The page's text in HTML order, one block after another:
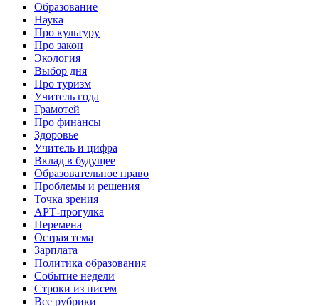
Образование
Наука
Про культуру
Про закон
Экология
Выбор дня
Про туризм
Учитель года
Грамотей
Про финансы
Здоровье
Учитель и цифра
Вклад в будущее
Образовательное право
Проблемы и решения
Точка зрения
АРТ-прогулка
Перемена
Острая тема
Зарплата
Политика образования
Событие недели
Строки из писем
Все рубрики